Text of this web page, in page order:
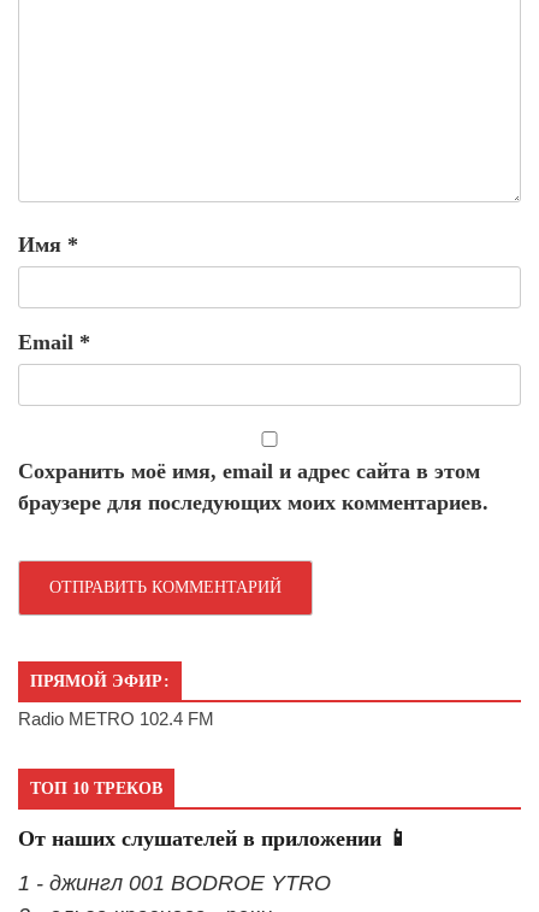
Имя *
Email *
Сохранить моё имя, email и адрес сайта в этом
браузере для последующих моих комментариев.
ПРЯМОЙ ЭФИР:
Radio METRO 102.4 FM
ТОП 10 ТРЕКОВ
От наших слушателей в приложении 📱
1 - джингл 001 BODROE YTRO